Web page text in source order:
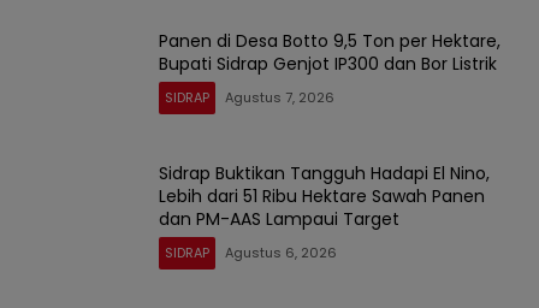
Panen di Desa Botto 9,5 Ton per Hektare,
Bupati Sidrap Genjot IP300 dan Bor Listrik
SIDRAP Agustus 7, 2026
Sidrap Buktikan Tangguh Hadapi El Nino,
Lebih dari 51 Ribu Hektare Sawah Panen
dan PM-AAS Lampaui Target
SIDRAP Agustus 6, 2026